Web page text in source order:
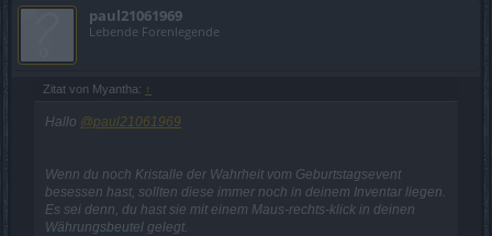
paul21061969
Lebende Forenlegende
Zitat von Myantha: ↑
Hallo @paul21061969
Wenn du noch Kristalle der Wahrheit vom Geburtstagsevent
besessen hast, sollten diese immer noch in deinem Inventar liegen.
Es sei denn, du hast sie mit einem Maus-rechts-klick in deinen
Währungsbeutel gelegt.